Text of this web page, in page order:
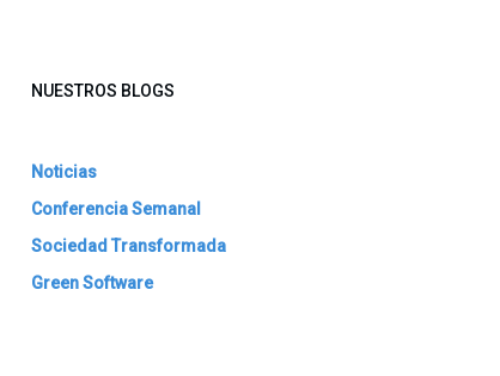
NUESTROS BLOGS
Noticias
Conferencia Semanal
Sociedad Transformada
Green Software